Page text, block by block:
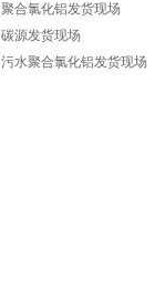
聚合氯化铝发货现场
碳源发货现场
污水聚合氯化铝发货现场